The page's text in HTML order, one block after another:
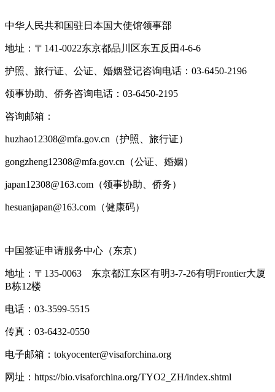
中华人民共和国驻日本国大使馆领事部
地址：〒141-0022东京都品川区东五反田4-6-6
护照、旅行证、公证、婚姻登记咨询电话：03-6450-2196
领事协助、侨务咨询电话：03-6450-2195
咨询邮箱：
huzhao12308@mfa.gov.cn（护照、旅行证）
gongzheng12308@mfa.gov.cn（公证、婚姻）
japan12308@163.com（领事协助、侨务）
hesuanjapan@163.com（健康码）
中国签证申请服务中心（东京）
地址：〒135-0063 东京都江东区有明3-7-26有明Frontier大厦
B栋12楼
电话：03-3599-5515
传真：03-6432-0550
电子邮箱：tokyocenter@visaforchina.org
网址：https://bio.visaforchina.org/TYO2_ZH/index.shtml